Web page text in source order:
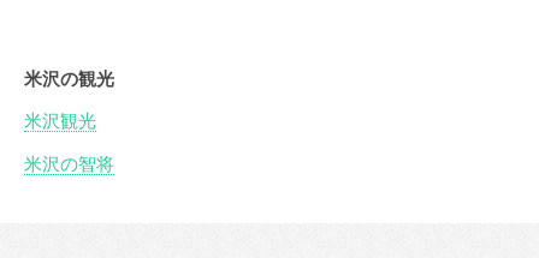
米沢の観光
米沢観光
米沢の智将